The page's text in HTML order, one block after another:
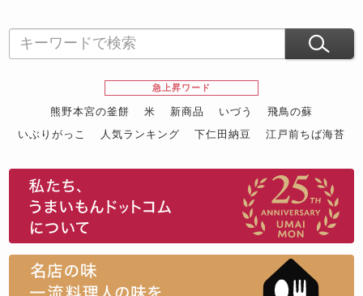
急上昇ワード
熊野本宮の釜餅 米 新商品 いづう
飛鳥の蘇
いぶりがっこ
人気ランキング 下仁田納豆
江戸前ちば海苔